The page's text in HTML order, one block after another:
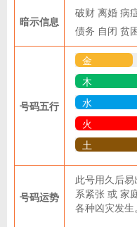
暗示信息
破财 离婚 病
债务 自闭 贫
号码五行
金
木
水
火
土
号码运势
此号用久后
系紧张 或 家
各种凶灾发生。